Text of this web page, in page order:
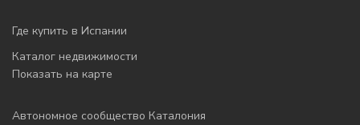
Где купить в Испании
Каталог недвижимости
Показать на карте
Автономное сообщество Каталония